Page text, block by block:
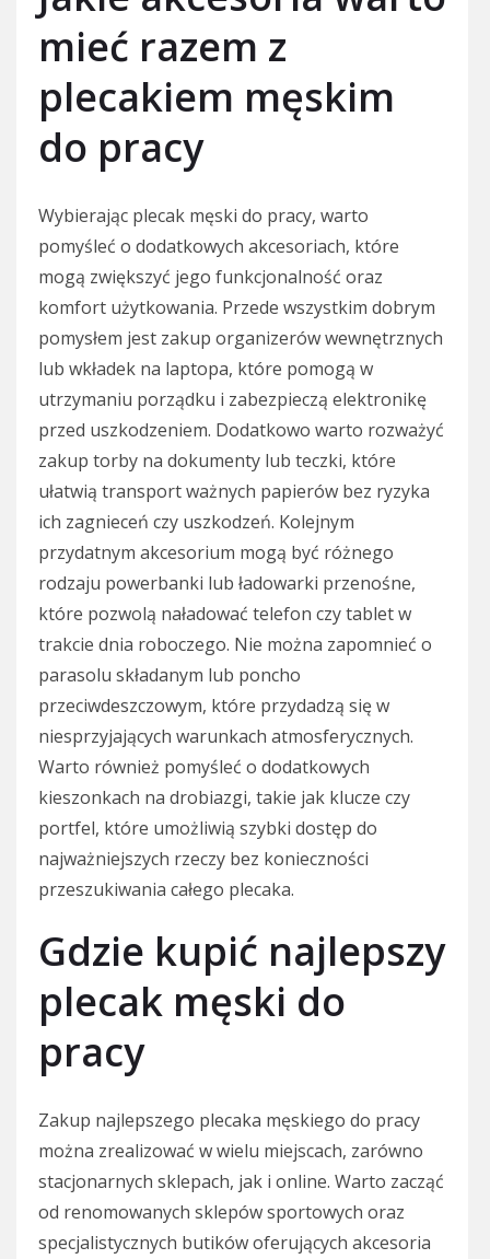
mieć razem z
plecakiem męskim
do pracy
Wybierając plecak męski do pracy, warto
pomyśleć o dodatkowych akcesoriach, które
mogą zwiększyć jego funkcjonalność oraz
komfort użytkowania. Przede wszystkim dobrym
pomysłem jest zakup organizerów wewnętrznych
lub wkładek na laptopa, które pomogą w
utrzymaniu porządku i zabezpieczą elektronikę
przed uszkodzeniem. Dodatkowo warto rozważyć
zakup torby na dokumenty lub teczki, które
ułatwią transport ważnych papierów bez ryzyka
ich zagnieceń czy uszkodzeń. Kolejnym
przydatnym akcesorium mogą być różnego
rodzaju powerbanki lub ładowarki przenośne,
które pozwolą naładować telefon czy tablet w
trakcie dnia roboczego. Nie można zapomnieć o
parasolu składanym lub poncho
przeciwdeszczowym, które przydadzą się w
niesprzyjających warunkach atmosferycznych.
Warto również pomyśleć o dodatkowych
kieszonkach na drobiazgi, takie jak klucze czy
portfel, które umożliwią szybki dostęp do
najważniejszych rzeczy bez konieczności
przeszukiwania całego plecaka.
Gdzie kupić najlepszy
plecak męski do
pracy
Zakup najlepszego plecaka męskiego do pracy
można zrealizować w wielu miejscach, zarówno
stacjonarnych sklepach, jak i online. Warto zacząć
od renomowanych sklepów sportowych oraz
specjalistycznych butików oferujących akcesoria